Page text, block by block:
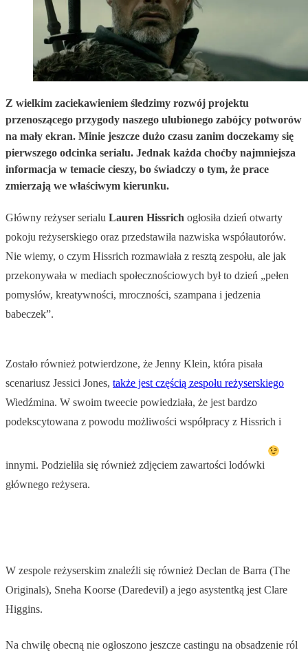
Z wielkim zaciekawieniem śledzimy rozwój projektu
przenoszącego przygody naszego ulubionego zabójcy potworów
na mały ekran. Minie jeszcze dużo czasu zanim doczekamy się
pierwszego odcinka serialu. Jednak każda choćby najmniejsza
informacja w temacie cieszy, bo świadczy o tym, że prace
zmierzają we właściwym kierunku.
Główny reżyser serialu Lauren Hissrich ogłosiła dzień otwarty
pokoju reżyserskiego oraz przedstawiła nazwiska współautorów.
Nie wiemy, o czym Hissrich rozmawiała z resztą zespołu, ale jak
przekonywała w mediach społecznościowych był to dzień „pełen
pomysłów, kreatywności, mroczności, szampana i jedzenia
babeczek”.
Zostało również potwierdzone, że Jenny Klein, która pisała
scenariusz Jessici Jones, także jest częścią zespołu reżyserskiego
Wiedźmina. W swoim tweecie powiedziała, że jest bardzo
podekscytowana z powodu możliwości współpracy z Hissrich i
innymi. Podzieliła się również zdjęciem zawartości lodówki
głównego reżysera.
W zespole reżyserskim znaleźli się również Declan de Barra (The
Originals), Sneha Koorse (Daredevil) a jego asystentką jest Clare
Higgins.
Na chwilę obecną nie ogłoszono jeszcze castingu na obsadzenie ról